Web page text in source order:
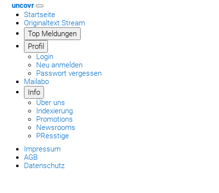
uncovr
Startseite
Originaltext Stream
Top Meldungen
Profil
Login
Neu anmelden
Passwort vergessen
Mailabo
Info
Über uns
Indexierung
Promotions
Newsrooms
PResstige
Impressum
AGB
Datenschutz